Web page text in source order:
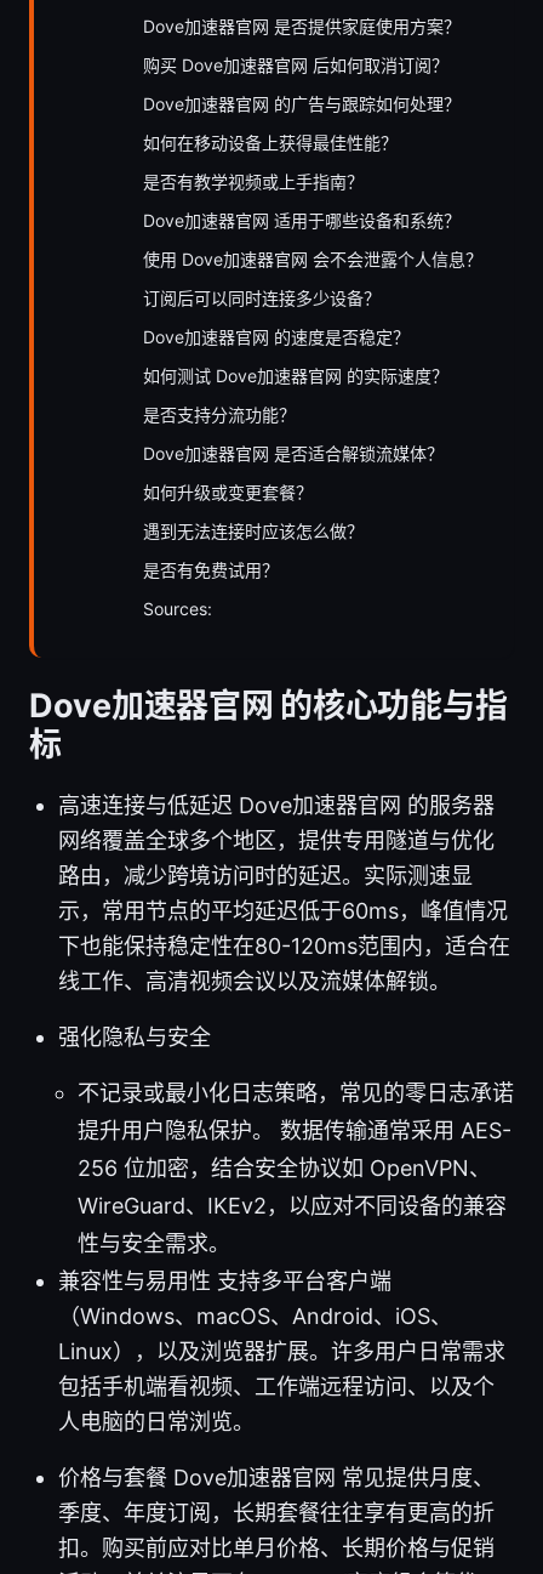
Dove加速器官网 是否提供家庭使用方案？
购买 Dove加速器官网 后如何取消订阅？
Dove加速器官网 的广告与跟踪如何处理？
如何在移动设备上获得最佳性能？
是否有教学视频或上手指南？
Dove加速器官网 适用于哪些设备和系统？
使用 Dove加速器官网 会不会泄露个人信息？
订阅后可以同时连接多少设备？
Dove加速器官网 的速度是否稳定？
如何测试 Dove加速器官网 的实际速度？
是否支持分流功能？
Dove加速器官网 是否适合解锁流媒体？
如何升级或变更套餐？
遇到无法连接时应该怎么做？
是否有免费试用？
Sources:
Dove加速器官网 的核心功能与指
标
高速连接与低延迟 Dove加速器官网 的服务器
网络覆盖全球多个地区，提供专用隧道与优化
路由，减少跨境访问时的延迟。实际测速显
示，常用节点的平均延迟低于60ms，峰值情况
下也能保持稳定性在80-120ms范围内，适合在
线工作、高清视频会议以及流媒体解锁。
强化隐私与安全
不记录或最小化日志策略，常见的零日志承诺
提升用户隐私保护。 数据传输通常采用 AES-
256 位加密，结合安全协议如 OpenVPN、
WireGuard、IKEv2，以应对不同设备的兼容
性与安全需求。
兼容性与易用性 支持多平台客户端
（Windows、macOS、Android、iOS、
Linux），以及浏览器扩展。许多用户日常需求
包括手机端看视频、工作端远程访问、以及个
人电脑的日常浏览。
价格与套餐 Dove加速器官网 常见提供月度、
季度、年度订阅，长期套餐往往享有更高的折
扣。购买前应对比单月价格、长期价格与促销